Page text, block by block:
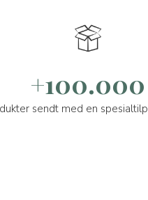
+100.000
sendt med en